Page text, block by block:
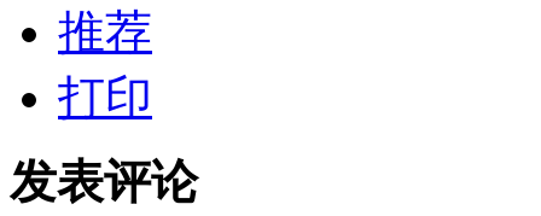
推荐
打印
发表评论